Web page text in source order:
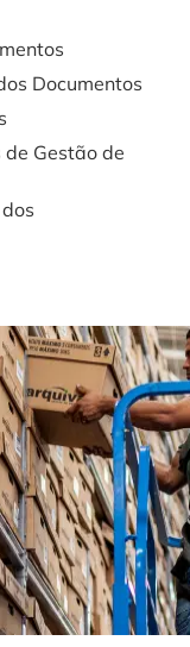
Documentos
Gestão de